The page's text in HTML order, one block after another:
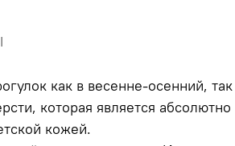
как в весенне-осенний,
которая является
кожей.